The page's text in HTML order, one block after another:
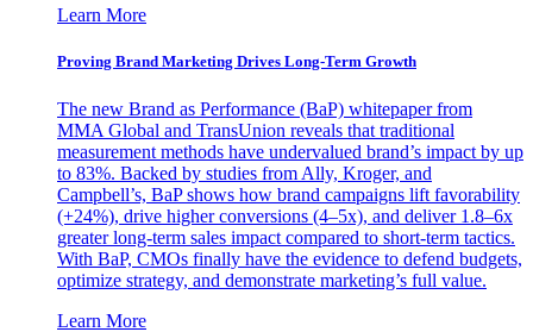
Learn More
Proving Brand Marketing Drives Long-Term Growth
The new Brand as Performance (BaP) whitepaper from
MMA Global and TransUnion reveals that traditional
measurement methods have undervalued brand’s impact by up
to 83%. Backed by studies from Ally, Kroger, and
Campbell’s, BaP shows how brand campaigns lift favorability
(+24%), drive higher conversions (4–5x), and deliver 1.8–6x
greater long-term sales impact compared to short-term tactics.
With BaP, CMOs finally have the evidence to defend budgets,
optimize strategy, and demonstrate marketing’s full value.
Learn More